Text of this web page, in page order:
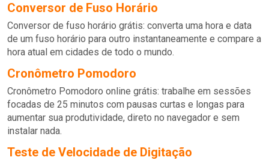
Conversor de Fuso Horário
Conversor de fuso horário grátis: converta uma hora e data
de um fuso horário para outro instantaneamente e compare a
hora atual em cidades de todo o mundo.
Cronômetro Pomodoro
Cronômetro Pomodoro online grátis: trabalhe em sessões
focadas de 25 minutos com pausas curtas e longas para
aumentar sua produtividade, direto no navegador e sem
instalar nada.
Teste de Velocidade de Digitação